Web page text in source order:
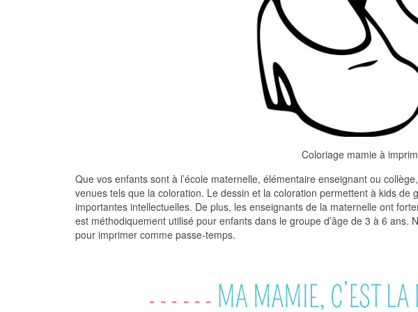
Coloriage mamie à
Que vos enfants sont à l’école maternelle, élémentaire enseignant ou
venues tels que la coloration. Le dessin et la coloration permettent à kids de
importantes intellectuelles. De plus, les enseignants de la maternelle ont
est méthodiquement utilisé pour enfants dans le groupe d’âge de 3 à 6 ans.
pour imprimer comme passe-temps.